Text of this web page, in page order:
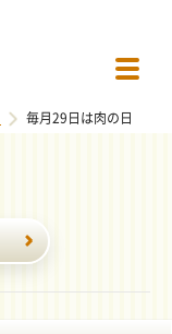
毎月29日は肉の日